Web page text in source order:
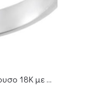
Λευκόχρυσο Δαχτυλίδι Μονόπετρο 18K